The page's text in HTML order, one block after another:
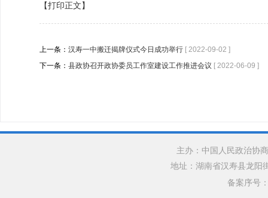
【打印正文】
上一条： 汉寿一中搬迁揭牌仪式今日成功举行 [ 2022-09-02 ]
下一条： 县政协召开政协委员工作室建设工作推进会议 [ 2022-06-09 ]
主办：中国人民政治协
地址：湖南省汉寿县龙
备案序号